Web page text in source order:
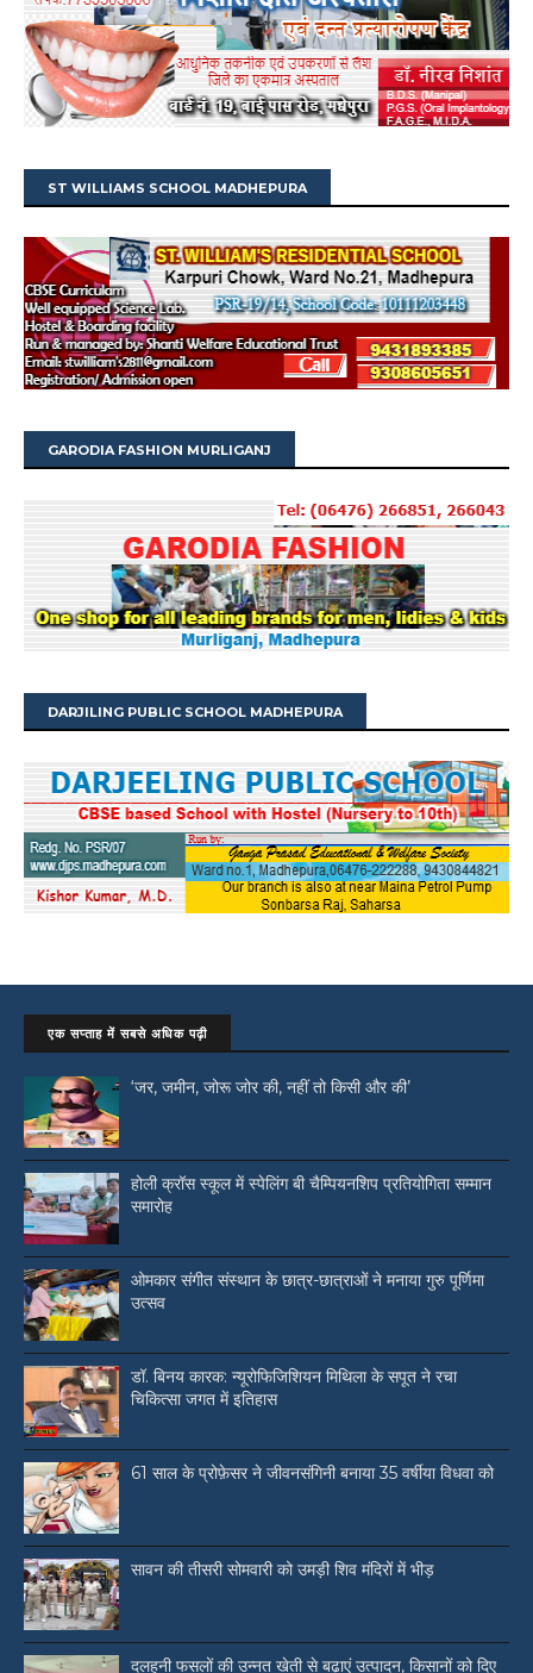
ST WILLIAMS SCHOOL MADHEPURA
GARODIA FASHION MURLIGANJ
DARJILING PUBLIC SCHOOL MADHEPURA
एक सप्ताह में सबसे अधिक पढ़ी
‘जर, जमीन, जोरू जोर की, नहीं तो किसी और की’
होली क्रॉस स्कूल में स्पेलिंग बी चैम्पियनशिप प्रतियोगिता सम्मान
समारोह
ओमकार संगीत संस्थान के छात्र-छात्राओं ने मनाया गुरु पूर्णिमा
उत्सव
डॉ. बिनय कारक: न्यूरोफिजिशियन मिथिला के सपूत ने रचा
चिकित्सा जगत में इतिहास
61 साल के प्रोफ़ेसर ने जीवनसंगिनी बनाया 35 वर्षीया विधवा को
सावन की तीसरी सोमवारी को उमड़ी शिव मंदिरों में भीड़
दलहनी फसलों की उन्नत खेती से बढ़ाएं उत्पादन, किसानों को दिए